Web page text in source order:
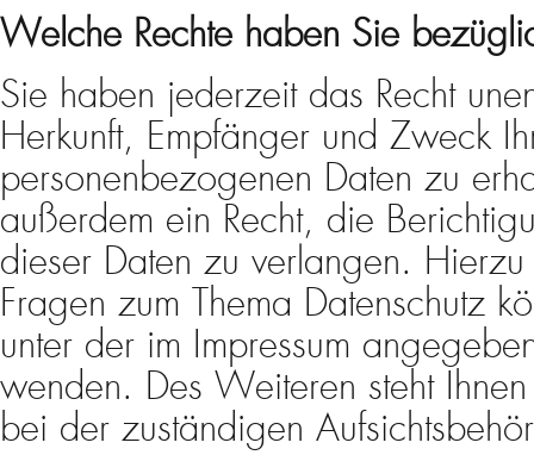
Welche Rechte haben Sie
Sie haben jederzeit das Recht
Herkunft, Empfänger und Zweck
personenbezogenen Daten zu
außerdem ein Recht, die
dieser Daten zu verlangen.
Fragen zum Thema Datenschutz
unter der im Impressum
wenden. Des Weiteren steht
bei der zuständigen